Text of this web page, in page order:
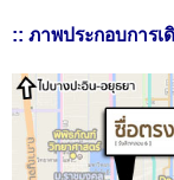
:: ภาพประกอบการเ